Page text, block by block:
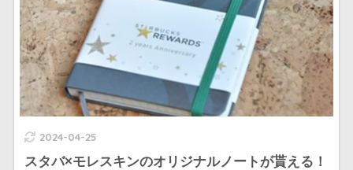
2024-04-25
スタバ×モレスキンのオリジナルノートが貰える！